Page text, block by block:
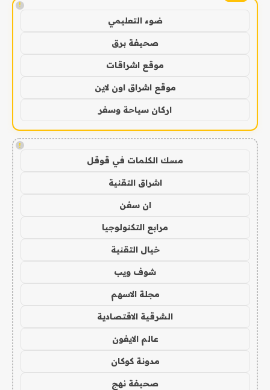
!
ضوء التعليمي
صحيفة برق
موقع اشراقات
موقع اشراق اون لاين
اركان سياحة وسفر
!
مسك الكلمات في قوقل
اشراق التقنية
ان سفن
مرابع التكنولوجيا
خيال التقنية
شوف ويب
مجلة الاسهم
الشرقية الاقتصادية
عالم الايفون
مدونة كوكان
صحيفة نهج